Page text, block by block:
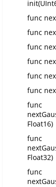
func
func
func
func
func
func
func
Float16)
func
Float32)
func